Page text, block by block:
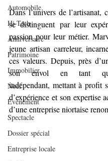
Automobile
Hi-Tech
Anniversaire
Patrimoine
Immobilier
Noël
Evènement
Spectacle
Dossier spécial
Entreprise locale
Dans l’univers de l’artisanat,
se distinguent par leur
passion pour leur métier.
jeune artisan carreleur,
ces valeurs. Depuis, près
son envol en tant
indépendant, mettant à profit
d’expérience et son expertise
d’une entreprise niortaise